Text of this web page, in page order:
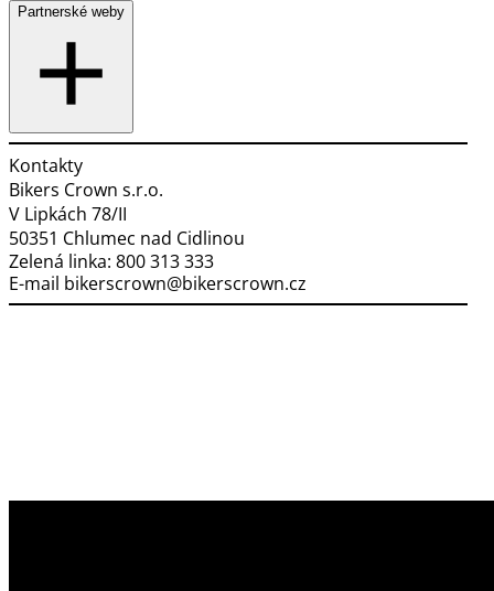
Partnerské weby
Kontakty
Bikers Crown s.r.o.
V Lipkách 78/II
50351 Chlumec nad Cidlinou
Zelená linka: 800 313 333
E-mail bikerscrown@bikerscrown.cz